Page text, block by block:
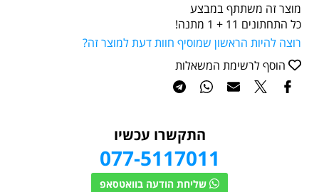
מוצר זה משתתף במבצע
כל התחתונים 11 + 1 מתנה!
רוצה להיות הראשון שמוסיף חוות דעת למוצר זה?
הוסף לרשימת המשאלות
התקשרו עכשיו
077-5117011
שליחת הודעה בוואטסאפ